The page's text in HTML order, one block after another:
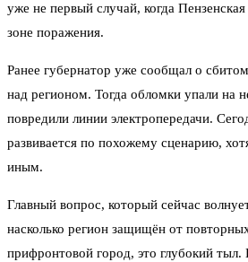
уже не первый случай, когда Пензенская
зоне поражения.
Ранее губернатор уже сообщал о
над регионом. Тогда обломки упали на
повредили линии электропередачи.
развивается по похожему сценарию,
иным.
Главный вопрос, который сейчас
насколько регион защищён от
прифронтовой город, это глубокий